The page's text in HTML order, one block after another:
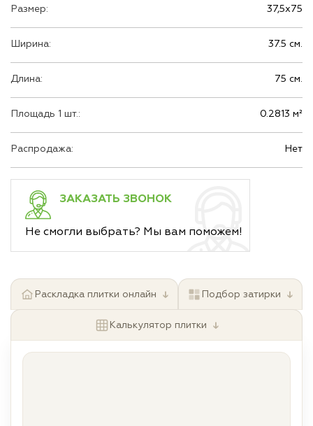
Размер: 37,5х75
Ширина: 37.5 см.
Длина: 75 см.
Площадь 1 шт.: 0.2813 м²
Распродажа: Нет
ЗАКАЗАТЬ ЗВОНОК
Не смогли выбрать? Мы вам поможем!
Раскладка плитки онлайн ↓ Подбор затирки ↓
Калькулятор плитки ↓